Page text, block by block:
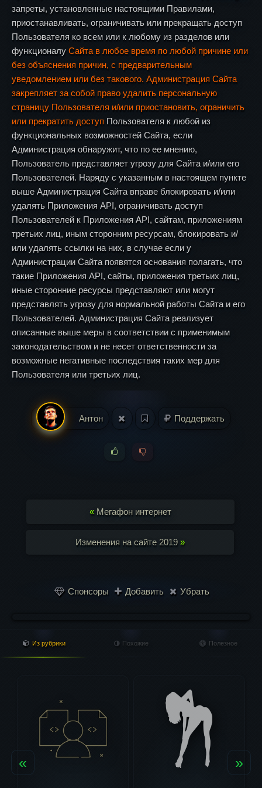
запреты, установленные настоящими Правилами,
приостанавливать, ограничивать или прекращать доступ
Пользователя ко всем или к любому из разделов или
функционалу Сайта в любое время по любой причине или
без объяснения причин, с предварительным
уведомлением или без такового. Администрация Сайта
закрепляет за собой право удалить персональную
страницу Пользователя и/или приостановить, ограничить
или прекратить доступ Пользователя к любой из
функциональных возможностей Сайта, если
Администрация обнаружит, что по ее мнению,
Пользователь представляет угрозу для Сайта и/или его
Пользователей. Наряду с указанным в настоящем пункте
выше Администрация Сайта вправе блокировать и/или
удалять Приложения API, ограничивать доступ
Пользователей к Приложения API, сайтам, приложениям
третьих лиц, иным сторонним ресурсам, блокировать и/
или удалять ссылки на них, в случае если у
Администрации Сайта появятся основания полагать, что
такие Приложения API, сайты, приложения третьих лиц,
иные сторонние ресурсы представляют или могут
представлять угрозу для нормальной работы Сайта и его
Пользователей. Администрация Сайта реализует
описанные выше меры в соответствии с применимым
законодательством и не несет ответственности за
возможные негативные последствия таких мер для
Пользователя или третьих лиц.
Антон Поддержать
«Мегафон интернет
Изменения на сайте 2019 »
Спонсоры Добавить Убрать
Из рубрики Похожие Полезное
« »